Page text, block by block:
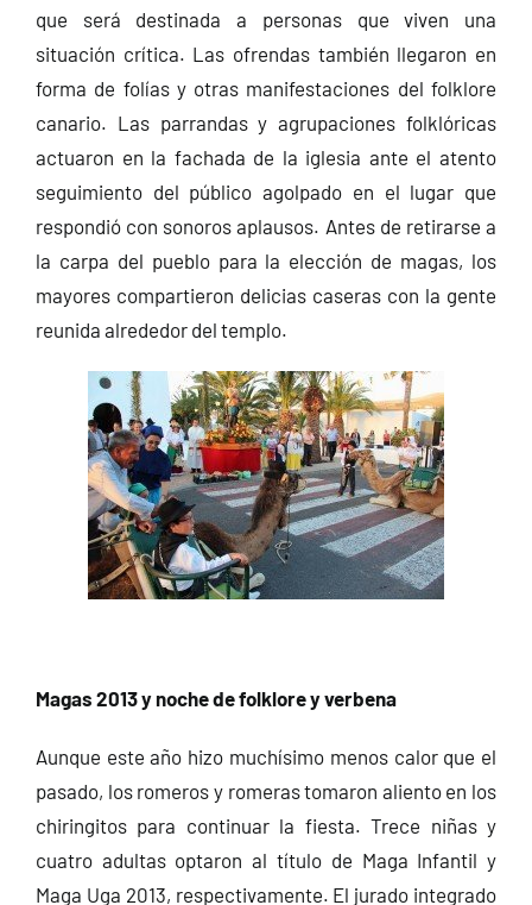
que será destinada a personas que viven una
situación crítica. Las ofrendas también llegaron en
forma de folías y otras manifestaciones del folklore
canario. Las parrandas y agrupaciones folklóricas
actuaron en la fachada de la iglesia ante el atento
seguimiento del público agolpado en el lugar que
respondió con sonoros aplausos. Antes de retirarse a
la carpa del pueblo para la elección de magas, los
mayores compartieron delicias caseras con la gente
reunida alrededor del templo.
Magas 2013 y noche de folklore y verbena
Aunque este año hizo muchísimo menos calor que el
pasado, los romeros y romeras tomaron aliento en los
chiringitos para continuar la fiesta. Trece niñas y
cuatro adultas optaron al título de Maga Infantil y
Maga Uga 2013, respectivamente. El jurado integrado